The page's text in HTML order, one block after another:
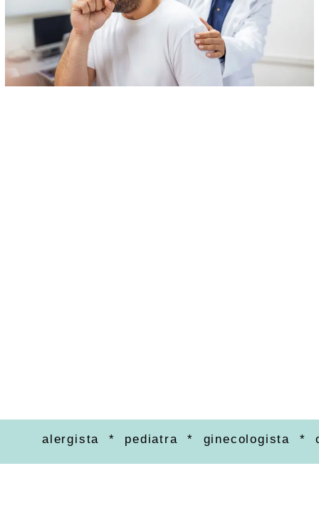
alergista * pediatra * ginecologista *